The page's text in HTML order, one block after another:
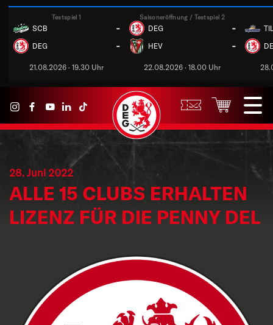
Testspiel 1
SCB -
DEG -
21.08.2026 · 19.30 Uhr
Saisoneröffnung / Testspiel 2
DEG -
HEV -
22.08.2026 · 18.00 Uhr
TIL
28. Juni 2022
ALLE 15 CLUBS ERHALTEN
LIZENZ FÜR DIE PENNY DEL